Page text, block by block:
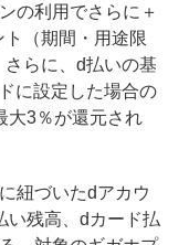
の利用でさらに＋
（期間・用途限
らに、d払いの基
に設定した場合の
大3％が還元され
紐づいたdアカウ
い残高、dカード払